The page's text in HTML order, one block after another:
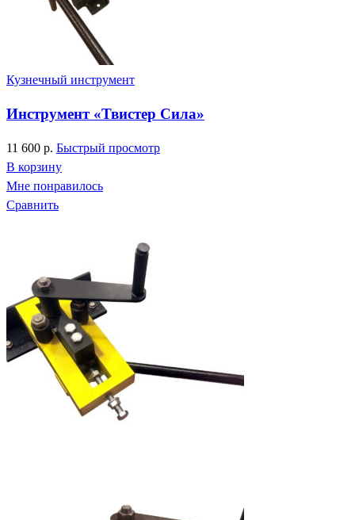
Кузнечный инструмент
Инструмент «Твистер Сила»
11 600 р. Быстрый просмотр
В корзину
Мне понравилось
Сравнить